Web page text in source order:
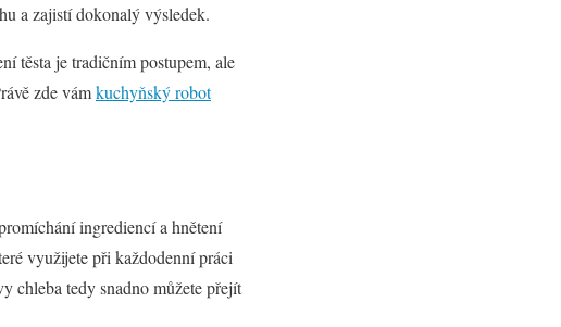
a zajistí dokonalý výsledek.
těsta je tradičním postupem, ale
zde vámkuchyňský robot
ingrediencí a hnětení
využijete při každodenní práci
chleba tedy snadno můžete přejít